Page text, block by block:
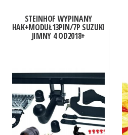
STEINHOF WYPINANY
HAK+MODUŁ13PIN/7P SUZUKI
JIMNY 4 OD2018+